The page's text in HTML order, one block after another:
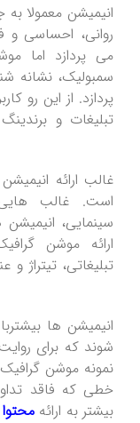
انیمیشن معمولا
روانی، احساسی
می پردازد اما
سمبولیک، نشانه
پردازد. از این رو
تبلیغات و
غالب ارائه
است. غالب هایی
سینمایی،
ارائه موشن
تبلیغاتی، تیتراژ
انیمیشن ها
شوند که برای
نمونه موشن
خطی که فاقد
بیشتر به ارائهمحتوا